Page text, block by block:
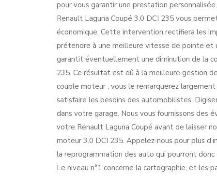
pour vous garantir une prestation
Renault Laguna Coupé 3.0 DCI 235 vous
économique. Cette intervention rectifiera les
prétendre à une meilleure vitesse de pointe et
garantit éventuellement une diminution de la
235. Ce résultat est dû à la meilleure gestion
couple moteur , vous le remarquerez
satisfaire les besoins des automobilistes,
dans votre garage. Nous vous fournissons des
votre Renault Laguna Coupé avant de laisser
moteur 3.0 DCI 235. Appelez-nous pour plus
la reprogrammation des auto qui pourront
Le niveau n°1 concerne la cartographie, et les